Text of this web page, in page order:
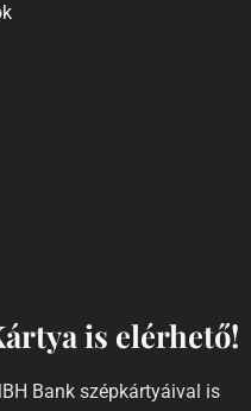
is elérhető!
Bank szépkártyáival is